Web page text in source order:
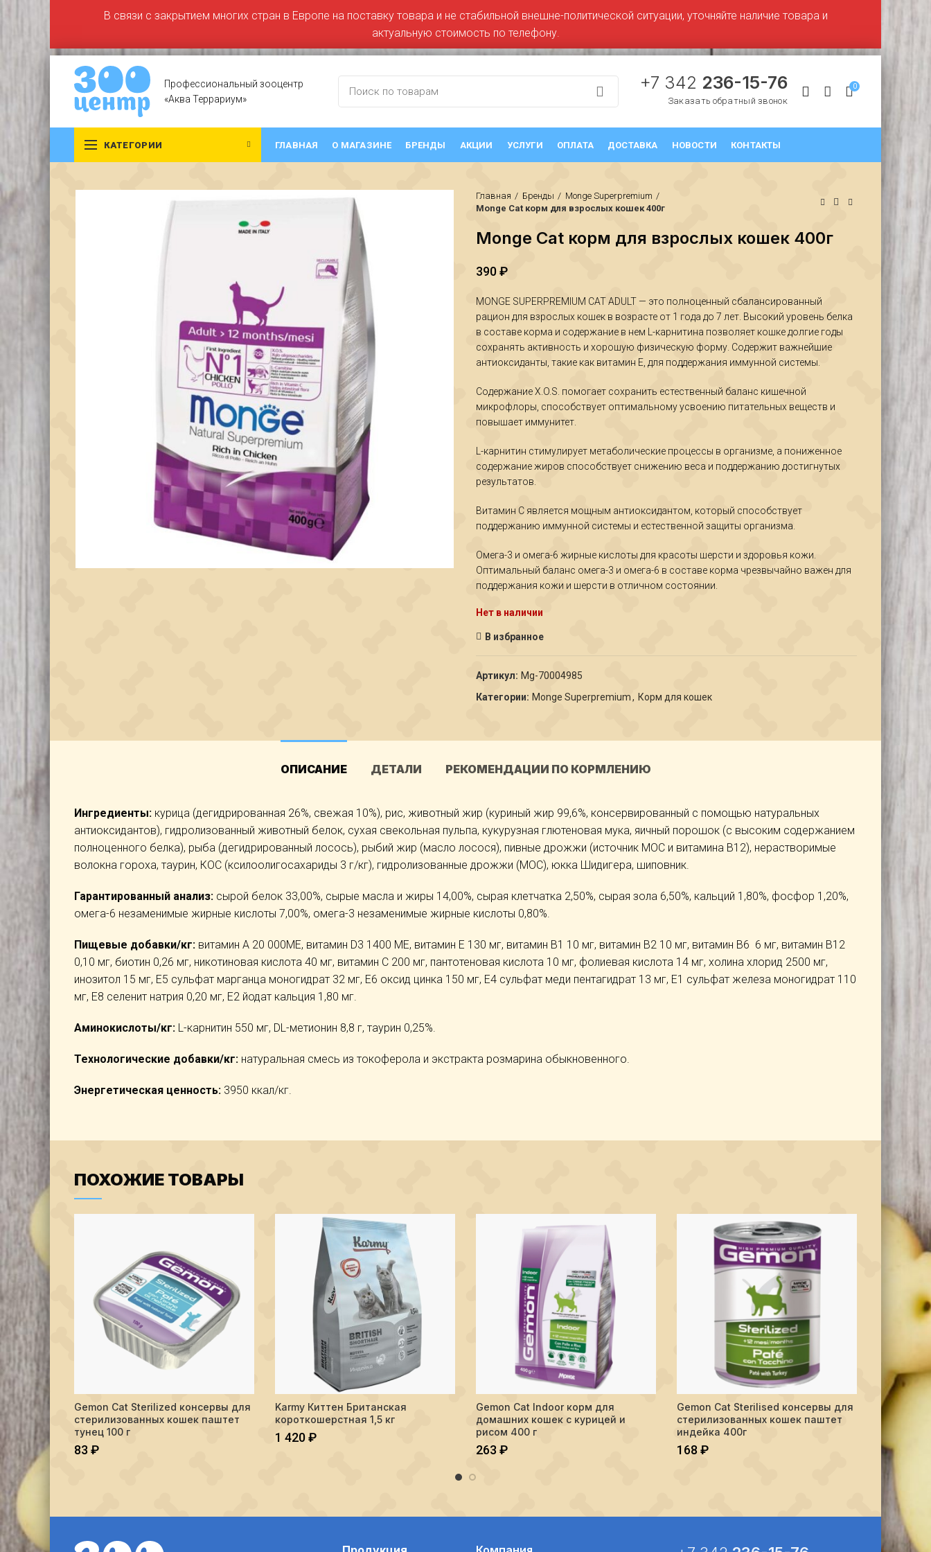
Профессиональный зооцентр
«Аква Террариум»
+7 342 236-15-76
Заказать обратный звонок
0
КАТЕГОРИИ ГЛАВНАЯ О МАГАЗИНЕ БРЕНДЫ АКЦИИ УСЛУГИ ОПЛАТА ДОСТАВКА НОВОСТИ КОНТАКТЫ
Главная Бренды
Monge Superpremium
Monge Cat корм для взрослых кошек 400г
Monge Cat корм для взрослых кошек 400г
390₽
MONGE SUPERPREMIUM CAT ADULT — это полноценный сбалансированный
рацион для взрослых кошек в возрасте от 1 года до 7 лет. Высокий уровень белка
в составе корма и содержание в нем L-карнитина позволяет кошке долгие годы
сохранять активность и хорошую физическую форму. Содержит важнейшие
антиоксиданты, такие как витамин Е, для поддержания иммунной системы.
Содержание X.O.S. помогает сохранить естественный баланс кишечной
микрофлоры, способствует оптимальному усвоению питательных веществ и
повышает иммунитет.
L-карнитин стимулирует метаболические процессы в организме, а пониженное
содержание жиров способствует снижению веса и поддержанию достигнутых
результатов.
Витамин С является мощным антиоксидантом, который способствует
поддержанию иммунной системы и естественной защиты организма.
Омега-3 и омега-6 жирные кислоты для красоты шерсти и здоровья кожи.
Оптимальный баланс омега-3 и омега-6 в составе корма чрезвычайно важен для
поддержания кожи и шерсти в отличном состоянии.
Нет в наличии
В избранное
Артикул: Мg-70004985
Категории: Monge Superpremium, Корм для кошек
ОПИСАНИЕ ДЕТАЛИ РЕКОМЕНДАЦИИ ПО КОРМЛЕНИЮ
Ингредиенты: курица (дегидрированная 26%, свежая 10%), рис, животный жир (куриный жир 99,6%, консервированный с помощью натуральных
антиоксидантов), гидролизованный животный белок, сухая свекольная пульпа, кукурузная глютеновая мука, яичный порошок (с высоким содержанием
полноценного белка), рыба (дегидрированный лосось), рыбий жир (масло лосося), пивные дрожжи (источник МОС и витамина В12), нерастворимые
волокна гороха, таурин, КОС (ксилоолигосахариды 3 г/кг), гидролизованные дрожжи (МОС), юкка Шидигера, шиповник.
Гарантированный анализ: сырой белок 33,00%, сырые масла и жиры 14,00%, сырая клетчатка 2,50%, сырая зола 6,50%, кальций 1,80%, фосфор 1,20%,
омега-6 незаменимые жирные кислоты 7,00%, омега-3 незаменимые жирные кислоты 0,80%.
Пищевые добавки/кг: витамин А 20 000МЕ, витамин D3 1400 МЕ, витамин Е 130 мг, витамин B1 10 мг, витамин В2 10 мг, витамин В6 6 мг, витамин В12
0,10 мг, биотин 0,26 мг, никотиновая кислота 40 мг, витамин С 200 мг, пантотеновая кислота 10 мг, фолиевая кислота 14 мг, холина хлорид 2500 мг,
инозитол 15 мг, Е5 сульфат марганца моногидрат 32 мг, Е6 оксид цинка 150 мг, Е4 сульфат меди пентагидрат 13 мг, Е1 сульфат железа моногидрат 110
мг, Е8 селенит натрия 0,20 мг, Е2 йодат кальция 1,80 мг.
Аминокислоты/кг: L-карнитин 550 мг, DL-метионин 8,8 г, таурин 0,25%.
Технологические добавки/кг: натуральная смесь из токоферола и экстракта розмарина обыкновенного.
Энергетическая ценность: 3950 ккал/кг.
ПОХОЖИЕ ТОВАРЫ
ПОДРОБНЕЕ
Gemon Cat Sterilized консервы для
стерилизованных кошек паштет
тунец 100 г
83 ₽
Количество Karmy Киттен Британская короткошерстная 1,5 кг
В КОРЗИНУ
Karmy Киттен Британская
короткошерстная 1,5 кг
1 420₽
ПОДРОБНЕЕ
Gemon Cat Indoor корм для
домашних кошек с курицей и
рисом 400 г
263 ₽
ПОДРОБНЕЕ
Gemon Cat Sterilised консервы для
стерилизованных кошек паштет
индейка 400г
168₽
Gemon
кусочки
В связи с закрытием многих стран в Европе на поставку товара и не стабильной внешне-политической ситуации, уточняйте наличие товара и
актуальную стоимость по телефону.